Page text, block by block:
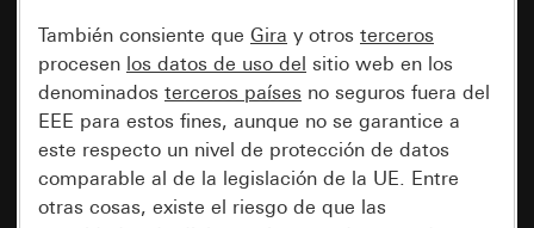
También consiente que Gira y otros terceros
procesen los datos de uso del sitio web en los
denominados terceros países no seguros fuera del
EEE para estos fines, aunque no se garantice a
este respecto un nivel de protección de datos
comparable al de la legislación de la UE. Entre
otras cosas, existe el riesgo de que las